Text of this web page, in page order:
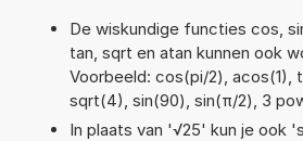
De wiskundige functies cos,
tan, sqrt en atan kunnen ook
Voorbeeld: cos(pi/2), acos(1),
sqrt(4), sin(90), sin(π/2), 3
In plaats van '√25' kun je ook